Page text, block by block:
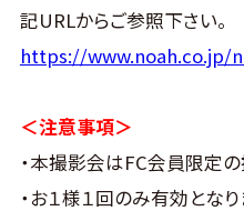
記URLからご参照下さい。
https://www.noah.co.jp/
＜注意事項＞
・本撮影会はFC会員限定の
・お１様１回のみ有効となり